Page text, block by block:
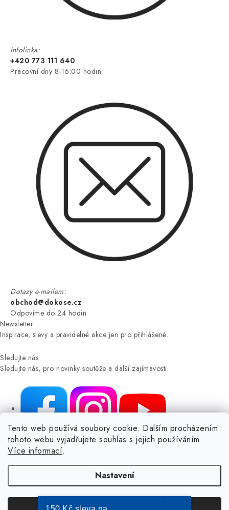
Tento web používá soubory cookie. Dalším procházením
tohoto webu vyjadřujete souhlas s jejich používáním.
Více informací.
Nastavení
Infolinka:
+420 773 111 640
Pracovní dny 8-16:00 hodin
Dotazy e-mailem:
obchod@dokose.cz
Odpovíme do 24 hodin
Newsletter
Inspirace, slevy a pravidelné akce jen pro přihlášené.
Sledujte nás
Sledujte nás, pro novinky soutěže a další zajímavosti.
NIKARO, s.r.o.- Dokoše.cz, Veselka 48, 259 01 Olbramovice -
Votice, ČESKÁ REPUBLIKA
Podle zákona o evidenci tržeb je prodávající povinen vystavit
Zároveň je povinen zaevidovat přijatou tržbu u správce daně online; v
případě technického výpadku pak nejpozději do 48 hodin.